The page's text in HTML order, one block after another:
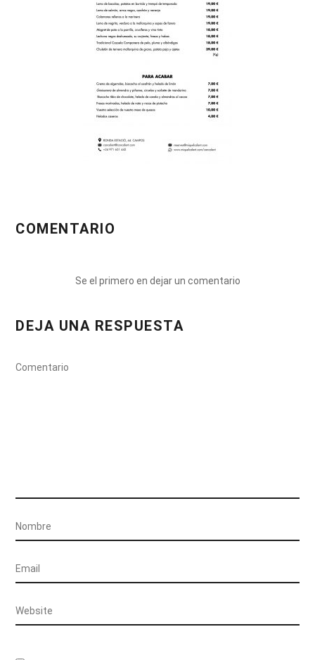
COMENTARIO
Se el primero en dejar un comentario
DEJA UNA RESPUESTA